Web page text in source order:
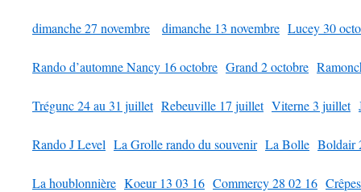
dimanche 27 novembre dimanche 13 novembre Lucey 30
Rando d’automne Nancy 16 octobre Grand 2 octobre
Trégunc 24 au 31 juillet Rebeuville 17 juillet Viterne 3 juillet
Rando J Level La Grolle rando du souvenir La Bolle Boldair
La houblonnière Koeur 13 03 16 Commercy 28 02 16